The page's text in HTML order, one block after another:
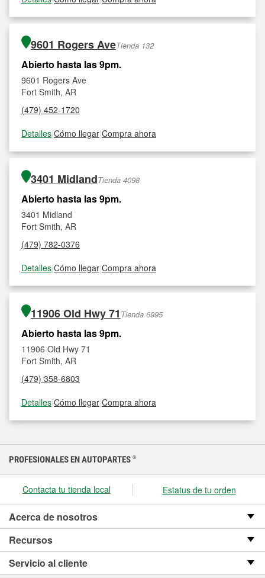
9601 Rogers AveTienda 132
Abierto hasta las 9pm.
9601 Rogers Ave
Fort Smith, AR
(479) 452-1720
Detalles|Cómo llegar|Compra ahora
3401 MidlandTienda 4098
Abierto hasta las 9pm.
3401 Midland
Fort Smith, AR
(479) 782-0376
Detalles|Cómo llegar|Compra ahora
11906 Old Hwy 71 Tienda 6995
Abierto hasta las 9pm.
11906 Old Hwy 71
Fort Smith, AR
(479) 358-6803
Detalles|Cómo llegar|Compra ahora
PROFESIONALES EN AUTOPARTES ®
Contacta tu tienda local Estatus de tu orden
Acerca de nosotros
Recursos
Servicio al cliente